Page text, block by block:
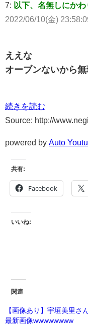
7: 以下、名無しにか
2022/06/10(金)
ええな
オーブンないから
続きを読む
Source: http://
powered by Auto
共有:
Facebook
いいね:
関連
【画像あり】宇垣美里さ
最新画像wwwwwwww